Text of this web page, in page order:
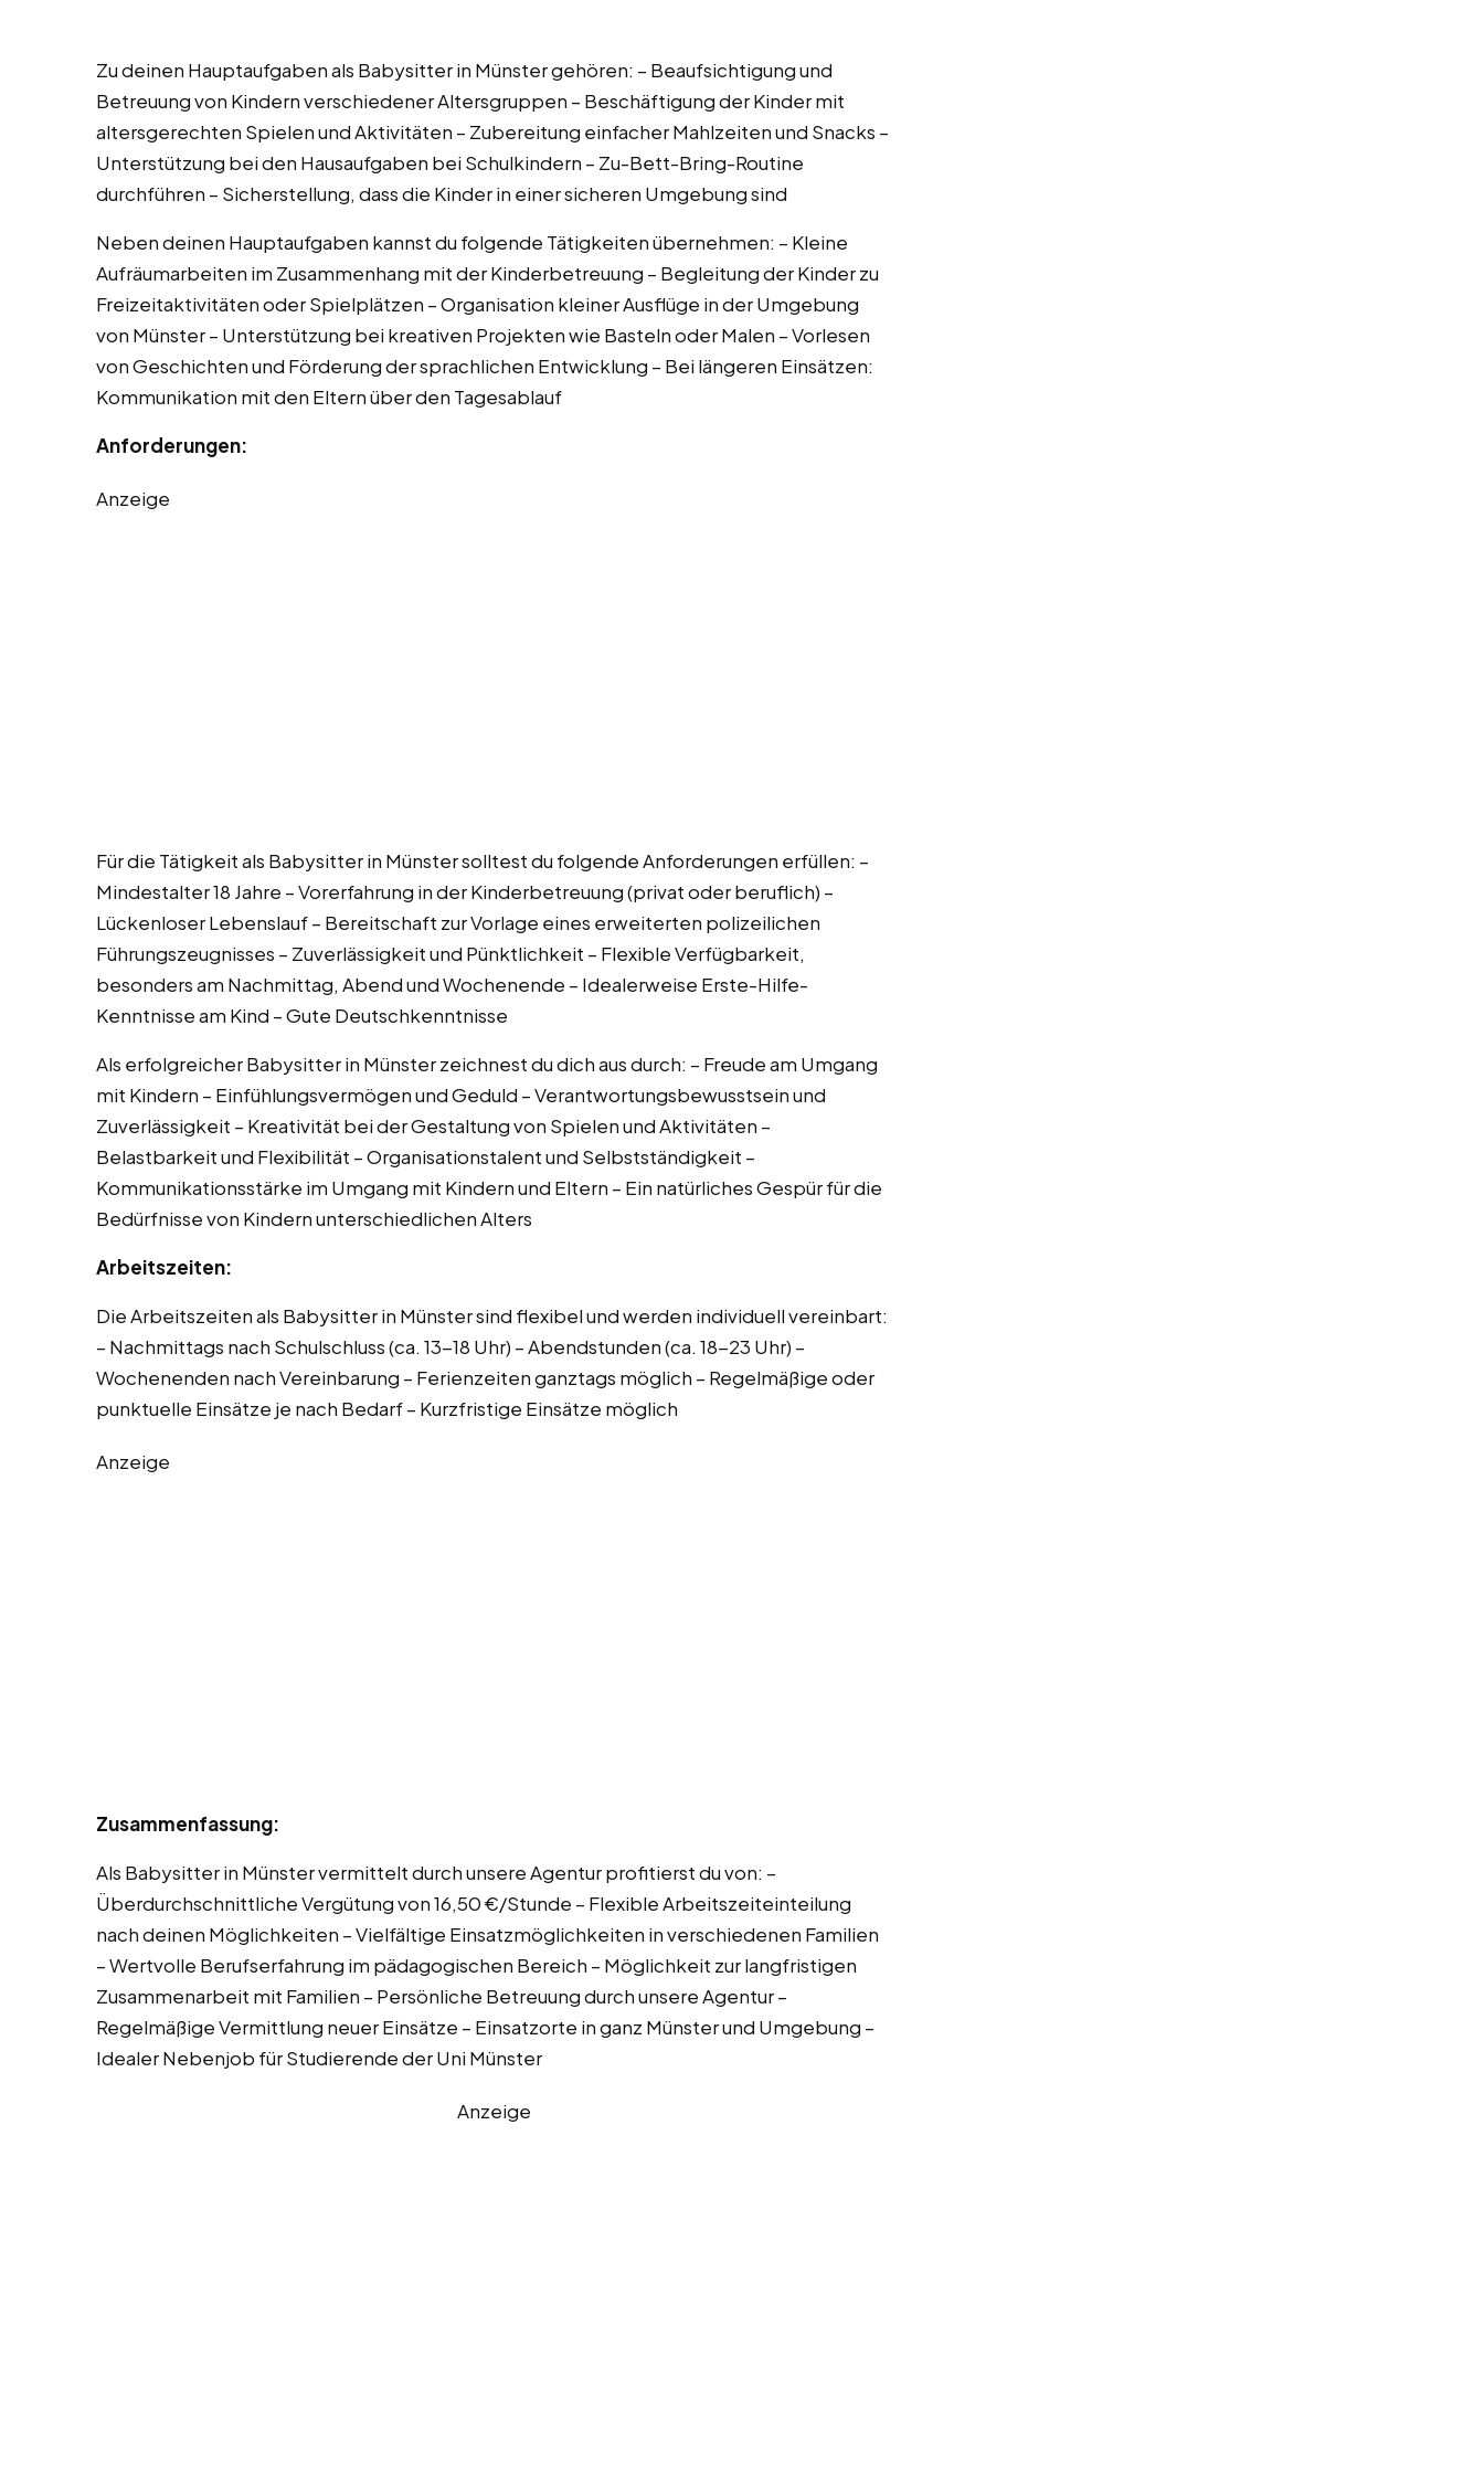
Zu deinen Hauptaufgaben als Babysitter in Münster gehören: – Beaufsichtigung und
Betreuung von Kindern verschiedener Altersgruppen – Beschäftigung der Kinder mit
altersgerechten Spielen und Aktivitäten – Zubereitung einfacher Mahlzeiten und Snacks –
Unterstützung bei den Hausaufgaben bei Schulkindern – Zu-Bett-Bring-Routine
durchführen – Sicherstellung, dass die Kinder in einer sicheren Umgebung sind
Neben deinen Hauptaufgaben kannst du folgende Tätigkeiten übernehmen: – Kleine
Aufräumarbeiten im Zusammenhang mit der Kinderbetreuung – Begleitung der Kinder zu
Freizeitaktivitäten oder Spielplätzen – Organisation kleiner Ausflüge in der Umgebung
von Münster – Unterstützung bei kreativen Projekten wie Basteln oder Malen – Vorlesen
von Geschichten und Förderung der sprachlichen Entwicklung – Bei längeren Einsätzen:
Kommunikation mit den Eltern über den Tagesablauf
Anforderungen:
Anzeige
Für die Tätigkeit als Babysitter in Münster solltest du folgende Anforderungen erfüllen: –
Mindestalter 18 Jahre – Vorerfahrung in der Kinderbetreuung (privat oder beruflich) –
Lückenloser Lebenslauf – Bereitschaft zur Vorlage eines erweiterten polizeilichen
Führungszeugnisses – Zuverlässigkeit und Pünktlichkeit – Flexible Verfügbarkeit,
besonders am Nachmittag, Abend und Wochenende – Idealerweise Erste-Hilfe-
Kenntnisse am Kind – Gute Deutschkenntnisse
Als erfolgreicher Babysitter in Münster zeichnest du dich aus durch: – Freude am Umgang
mit Kindern – Einfühlungsvermögen und Geduld – Verantwortungsbewusstsein und
Zuverlässigkeit – Kreativität bei der Gestaltung von Spielen und Aktivitäten –
Belastbarkeit und Flexibilität – Organisationstalent und Selbstständigkeit –
Kommunikationsstärke im Umgang mit Kindern und Eltern – Ein natürliches Gespür für die
Bedürfnisse von Kindern unterschiedlichen Alters
Arbeitszeiten:
Die Arbeitszeiten als Babysitter in Münster sind flexibel und werden individuell vereinbart:
– Nachmittags nach Schulschluss (ca. 13-18 Uhr) – Abendstunden (ca. 18-23 Uhr) –
Wochenenden nach Vereinbarung – Ferienzeiten ganztags möglich – Regelmäßige oder
punktuelle Einsätze je nach Bedarf – Kurzfristige Einsätze möglich
Anzeige
Zusammenfassung:
Als Babysitter in Münster vermittelt durch unsere Agentur profitierst du von: –
Überdurchschnittliche Vergütung von 16,50 €/Stunde – Flexible Arbeitszeiteinteilung
nach deinen Möglichkeiten – Vielfältige Einsatzmöglichkeiten in verschiedenen Familien
– Wertvolle Berufserfahrung im pädagogischen Bereich – Möglichkeit zur langfristigen
Zusammenarbeit mit Familien – Persönliche Betreuung durch unsere Agentur –
Regelmäßige Vermittlung neuer Einsätze – Einsatzorte in ganz Münster und Umgebung –
Idealer Nebenjob für Studierende der Uni Münster
Anzeige